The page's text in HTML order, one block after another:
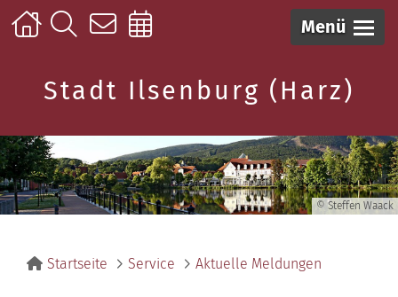
Menü
Stadt Ilsenburg (Harz)
© Steffen Waack
Startseite Service Aktuelle Meldungen